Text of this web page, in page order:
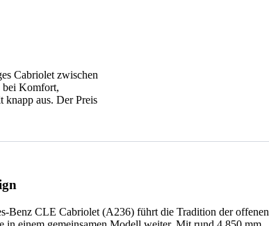
Cabriolet zwischen
bei Komfort,
knapp aus. Der Preis
Benz CLE Cabriolet (A236) führt die Tradition der offenen